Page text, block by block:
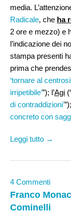
media.
Radicale, che ha
2 ore e mezzo) e
l’indicazione dei
stampa presenti
prima che
‘tornare al
irripetibile’”); l’Agi
di contraddizioni’”);
concreto con
Leggi tutto →
4 Commenti
Franco
Cominelli